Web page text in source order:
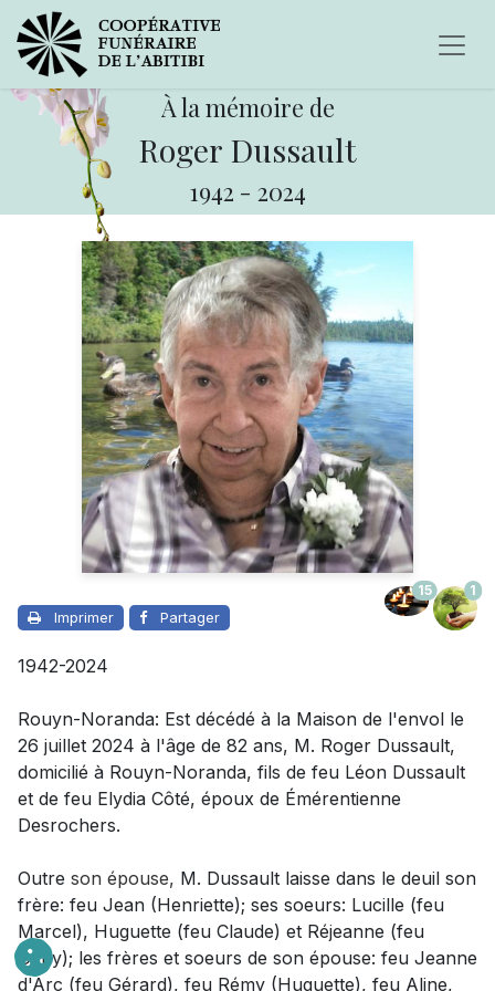
À la mémoire de
Roger Dussault
1942 - 2024
Imprimer Partager
15 1
1942-2024
Rouyn-Noranda: Est décédé à la Maison de l'envol le
26 juillet 2024 à l'âge de 82 ans, M. Roger Dussault,
domicilié à Rouyn-Noranda, fils de feu Léon Dussault
et de feu Elydia Côté, époux de Émérentienne
Desrochers.
Outre son épouse, M. Dussault laisse dans le deuil son
frère: feu Jean (Henriette); ses soeurs: Lucille (feu
Marcel), Huguette (feu Claude) et Réjeanne (feu
Gaby); les frères et soeurs de son épouse: feu Jeanne
d'Arc (feu Gérard), feu Rémy (Huguette), feu Aline,